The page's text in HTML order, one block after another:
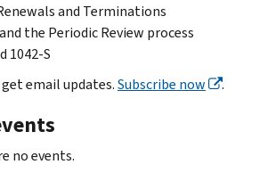
and Terminations
the Periodic Review process
1042-S
email updates.Subscribe now .
no events.